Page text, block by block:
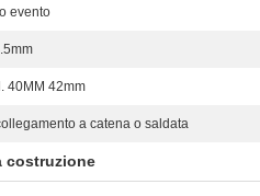
evento
40MM 42mm
a catena o saldata
costruzione